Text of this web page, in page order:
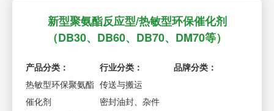
新型聚氨酯反应型/热敏型环保催化剂
（DB30、DB60、DB70、DM70等）
产品分类：
热敏型环保聚氨酯
催化剂
行业分类：
传送与搬运
密封油封、杂件
品牌分类：